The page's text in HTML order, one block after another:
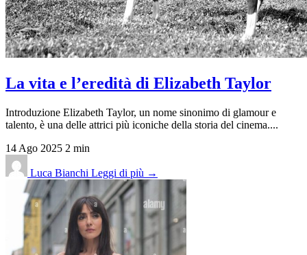
La vita e l’eredità di Elizabeth Taylor
Introduzione Elizabeth Taylor, un nome sinonimo di glamour e
talento, è una delle attrici più iconiche della storia del cinema....
14 Ago 2025 2 min
Luca Bianchi Leggi di più →